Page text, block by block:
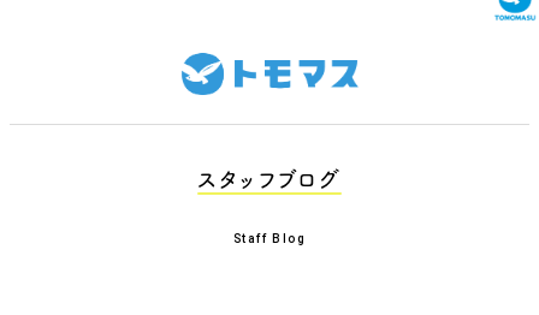
スタッフブログ
Staff Blog